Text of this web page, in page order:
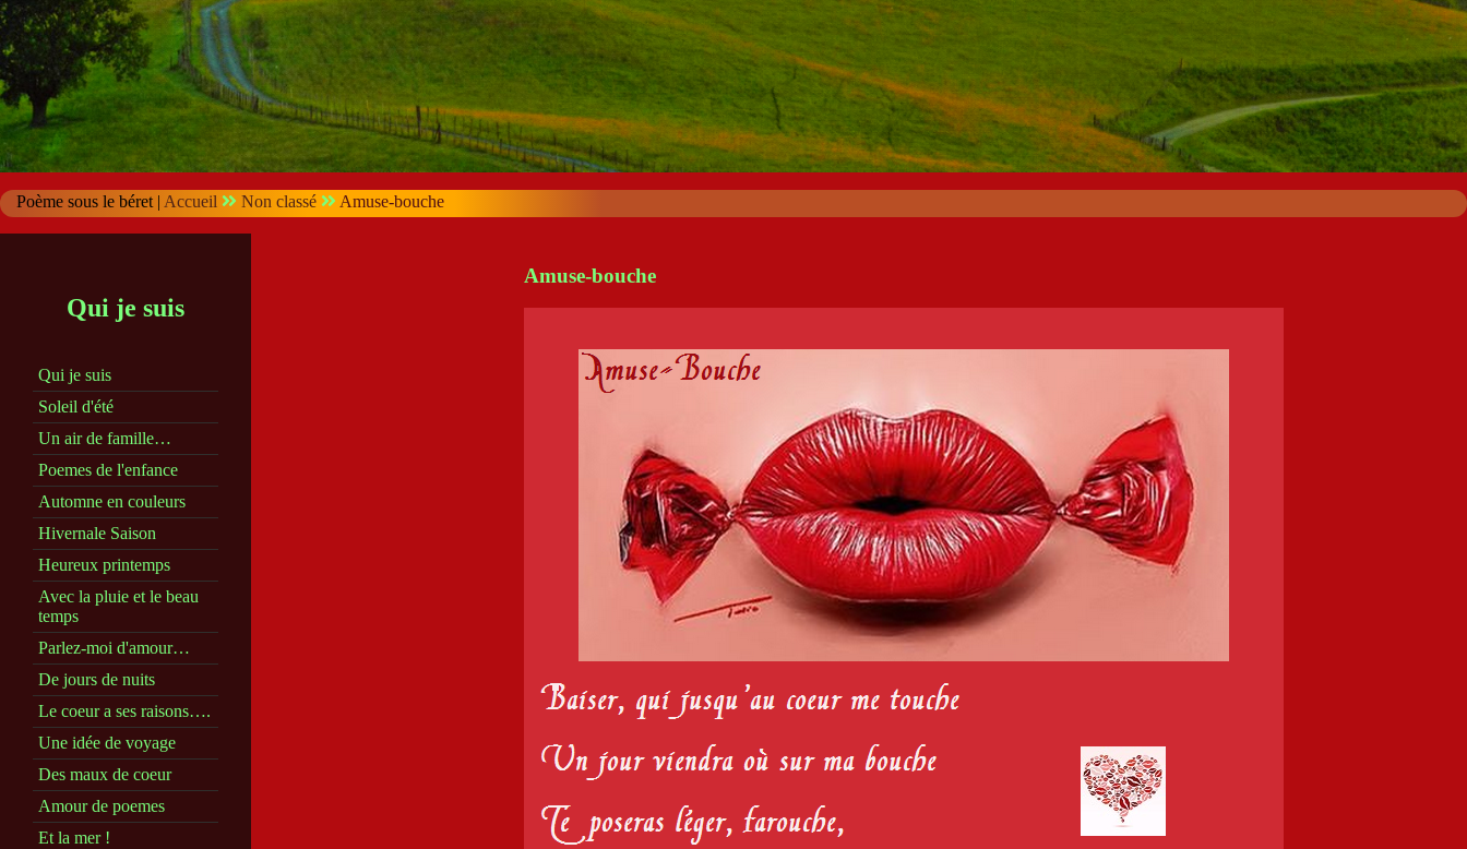
Poème sous le béret | Accueil Non classé Amuse-bouche
Qui je suis
Qui je suis
Soleil d'été
Un air de famille…
Poemes de l'enfance
Automne en couleurs
Hivernale Saison
Heureux printemps
Avec la pluie et le beau
temps
Parlez-moi d'amour…
De jours de nuits
Le coeur a ses raisons….
Une idée de voyage
Des maux de coeur
Amour de poemes
Et la mer !
Amuse-bouche